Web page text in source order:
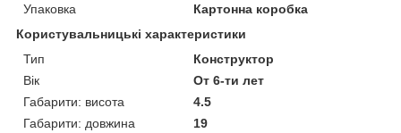
Упаковка
Картонна коробка
Користувальницькі характеристики
Тип
Конструктор
Вік
От 6-ти лет
Габарити: висота
4.5
Габарити: довжина
19